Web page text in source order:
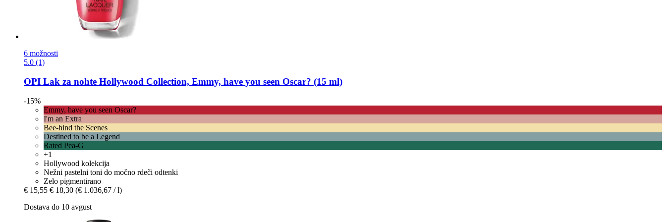
6 možnosti
5.0 (1)
OPI Lak za nohte Hollywood Collection, Emmy, have you seen Oscar? (15 ml)
-15%
Emmy, have you seen Oscar?
I'm an Extra
Bee-hind the Scenes
Destined to be a Legend
Rated Pea-G
+1
Hollywood kolekcija
Nežni pastelni toni do močno rdeči odtenki
Zelo pigmentirano
€ 15,55 € 18,30 (€ 1.036,67 / l)
Dostava do 10 avgust